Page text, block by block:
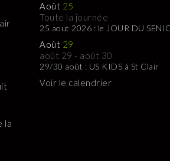
la
Août 25
Toute la journée
25 aout 2026 : le JOUR DU
Août 29
août 29 - août 30
29/30 août : US KIDS à St Clair
Voir le calendrier